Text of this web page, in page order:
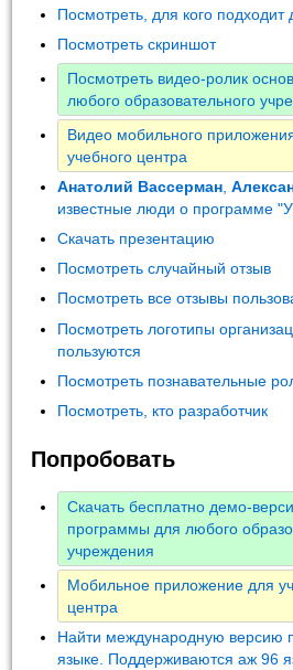
Посмотреть, для кого
Посмотреть скриншот
Посмотреть видео-ролик
любого образовательного
Видео мобильного
учебного центра
Анатолий Вассерман ,
известные люди о программе
Скачать презентацию
Посмотреть случайный отзыв
Посмотреть все отзывы
Посмотреть логотипы
пользуются
Посмотреть познавательные
Посмотреть, кто разработчик
Попробовать
Скачать бесплатно демо-
программы для любого
учреждения
Мобильное приложение для
центра
Найти международную версию
языке. Поддерживаются аж 96